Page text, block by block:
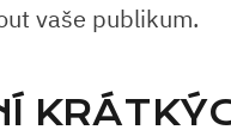
vaše publikum.